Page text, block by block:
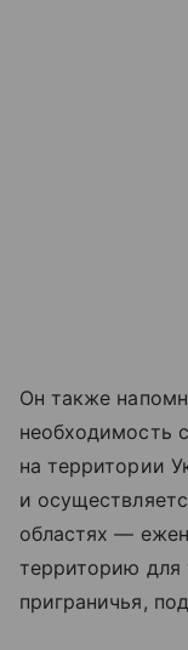
Он также
необходимость
на территории
и
областях —
территорию для
приграничья,